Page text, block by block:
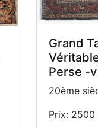
Grand
Perse -
20ème
Prix: 2500